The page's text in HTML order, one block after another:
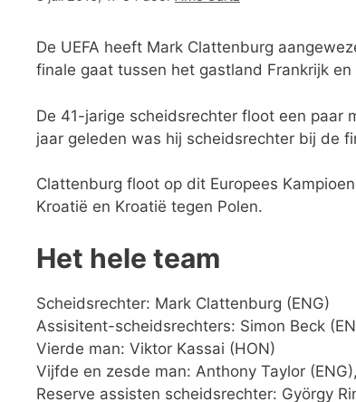
De UEFA heeft Mark Clattenburg
finale gaat tussen het gastland Frankrijk en
De 41-jarige scheidsrechter floot een paar
jaar geleden was hij scheidsrechter bij de
Clattenburg floot op dit Europees
Kroatië en Kroatië tegen Polen.
Het hele team
Scheidsrechter: Mark Clattenburg (ENG)
Assisitent-scheidsrechters: Simon Beck
Vierde man: Viktor Kassai (HON)
Vijfde en zesde man: Anthony Taylor
Reserve assisten scheidsrechter: György